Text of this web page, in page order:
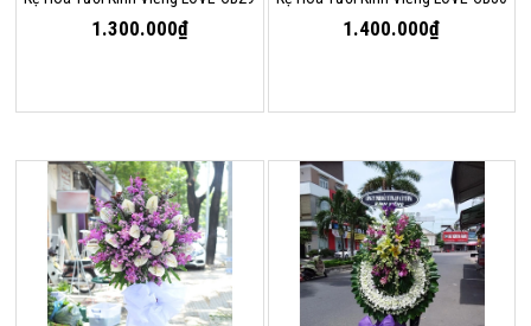
1.300.000₫ 1.400.000₫